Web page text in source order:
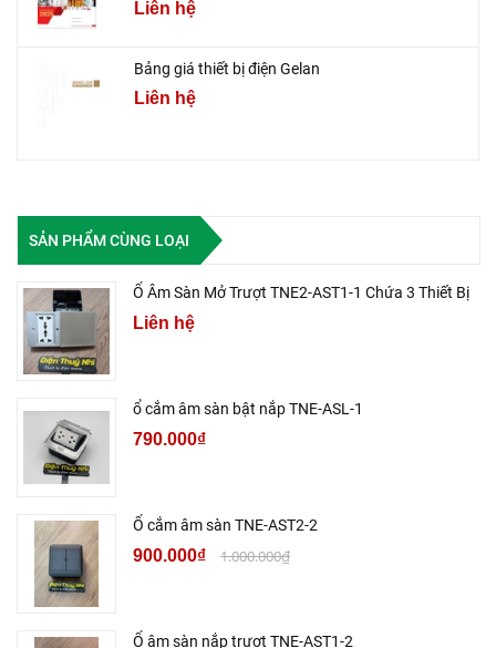
Liên hệ
Bảng giá thiết bị điện Gelan
Liên hệ
SẢN PHẨM CÙNG LOẠI
Ổ Âm Sàn Mở Trượt TNE2-AST1-1 Chứa 3 Thiết Bị
Liên hệ
ổ cắm âm sàn bật nắp TNE-ASL-1
790.000₫
Ổ cắm âm sàn TNE-AST2-2
900.000₫ 1.000.000₫
Ổ âm sàn nắp trượt TNE-AST1-2